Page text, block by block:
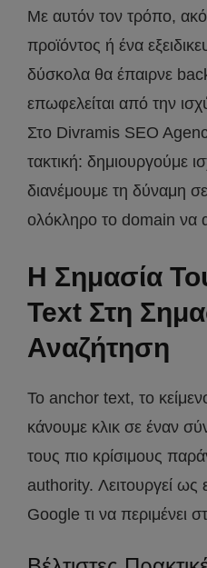
Με αυτόν τον τρόπο,
προϊόντος ή ένα
δύσκολα θα έπαιρνε
επωφελείται από την
Στο Divramis SEO
τακτική: δημιουργούμε
διανέμουμε τη δύναμη
ολόκληρο το domain να
Η Σημασία
Text Στη
Αναζήτηση
Το anchor text, το
κάνουμε κλικ σε έναν
τους πιο κρίσιμους
authority. Λειτουργεί ως
Google τι να περιμένει